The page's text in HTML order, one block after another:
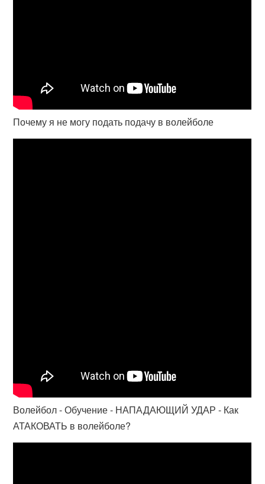
Почему я не могу подать подачу в волейболе
Волейбол - Обучение - НАПАДАЮЩИЙ УДАР - Как
АТАКОВАТЬ в волейболе?